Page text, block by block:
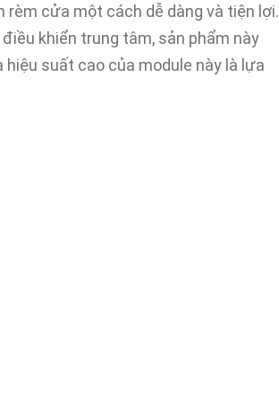
rèm cửa một cách dễ dàng và tiện lợi.
khiển trung tâm, sản phẩm này
suất cao của module này là lựa